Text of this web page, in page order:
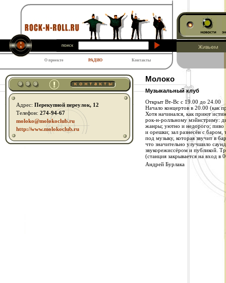
О проекте РАДИО Контакты
Адрес: Перекупной переулок, 12
Телефон: 274-94-67
moloko@molokoclub.ru
http:// www.molokoclub.ru
Молоко
Музыкальный клуб
Открыт Вт-Вс с 19.00 до 24.00
Начало концертов в 20.00 (как
Хотя начинался, как приют
рок-н-ролльному мэйнстриму:
жанры; уютно и недорого; пиво
и орешки; зал разнесён с
под музыку, которая звучит в
что значительно улучшило
звукорежиссёром и публикой.
(станция закрывается на вход
Андрей Бурлака